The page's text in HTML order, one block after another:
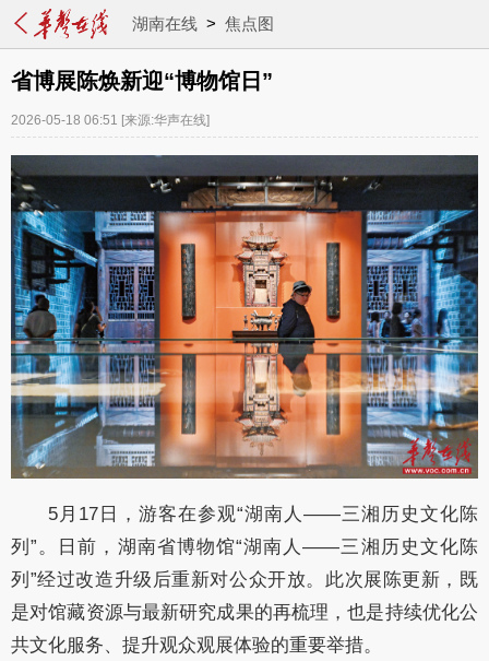
湖南在线> 焦点图
省博展陈焕新迎“博物馆日”
2026-05-18 06:51 [来源:华声在线]
5月17日，游客在参观“湖南人——三湘历史文化陈
列”。日前，湖南省博物馆“湖南人——三湘历史文化陈
列”经过改造升级后重新对公众开放。此次展陈更新，既
是对馆藏资源与最新研究成果的再梳理，也是持续优化公
共文化服务、提升观众观展体验的重要举措。